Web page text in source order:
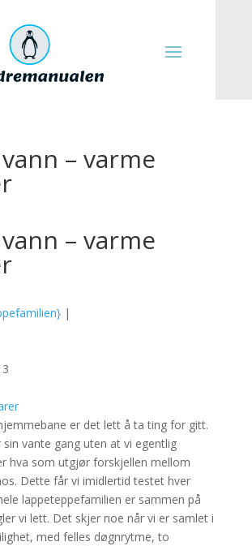
– varme
– varme
|
er det lett å ta ting for gitt.
sin vante gang uten at vi egentlig
hva som utgjør forskjellen mellom
Dette får vi imidlertid testet hver
lappeteppefamilien er sammen på
vi lett. Det skjer noe når vi er samlet i
med felles døgnrytme, to